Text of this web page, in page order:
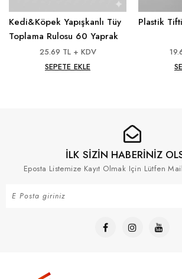
Kedi&Köpek Yapışkanlı Tüy
Toplama Rulosu 60 Yaprak
25.69 TL + KDV
SEPETE EKLE
Plastik
İLK SİZİN HABERİNİZ
Eposta Listemize Kayıt Olmak Için Lütfen